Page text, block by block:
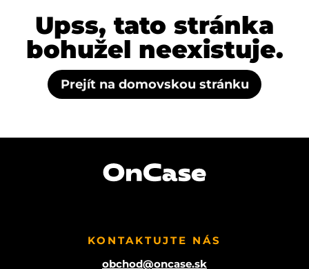
Upss, tato stránka
bohužel neexistuje.
Prejít na domovskou stránku
KONTAKTUJTE NÁS
obchod@oncase.sk